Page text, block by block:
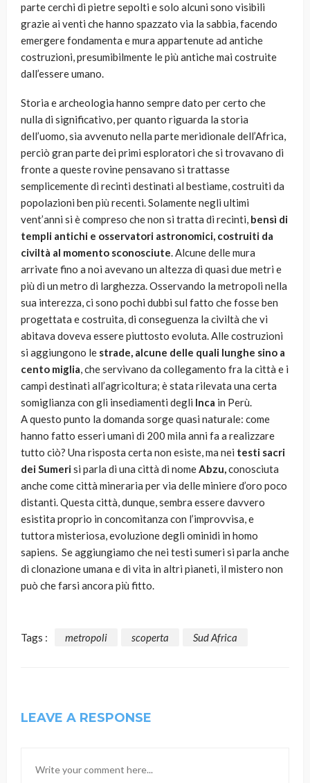
parte cerchi di pietre sepolti e solo alcuni sono visibili
grazie ai venti che hanno spazzato via la sabbia, facendo
emergere fondamenta e mura appartenute ad antiche
costruzioni, presumibilmente le più antiche mai costruite
dall’essere umano.
Storia e archeologia hanno sempre dato per certo che
nulla di significativo, per quanto riguarda la storia
dell’uomo, sia avvenuto nella parte meridionale dell’Africa,
perciò gran parte dei primi esploratori che si trovavano di
fronte a queste rovine pensavano si trattasse
semplicemente di recinti destinati al bestiame, costruiti da
popolazioni ben più recenti. Solamente negli ultimi
vent’anni si è compreso che non si tratta di recinti, bensì di
templi antichi e osservatori astronomici, costruiti da
civiltà al momento sconosciute. Alcune delle mura
arrivate fino a noi avevano un altezza di quasi due metri e
più di un metro di larghezza. Osservando la metropoli nella
sua interezza, ci sono pochi dubbi sul fatto che fosse ben
progettata e costruita, di conseguenza la civiltà che vi
abitava doveva essere piuttosto evoluta. Alle costruzioni
si aggiungono le strade, alcune delle quali lunghe sino a
cento miglia, che servivano da collegamento fra la città e i
campi destinati all’agricoltura; è stata rilevata una certa
somiglianza con gli insediamenti degli Inca in Perù.
A questo punto la domanda sorge quasi naturale: come
hanno fatto esseri umani di 200 mila anni fa a realizzare
tutto ciò? Una risposta certa non esiste, ma nei testi sacri
dei Sumerisi parla di una città di nomeAbzu,conosciuta
anche come città mineraria per via delle miniere d’oro poco
distanti. Questa città, dunque, sembra essere davvero
esistita proprio in concomitanza con l’improvvisa, e
tuttora misteriosa, evoluzione degli ominidi in homo
sapiens. Se aggiungiamo che nei testi sumeri si parla anche
di clonazione umana e di vita in altri pianeti, il mistero non
può che farsi ancora più fitto.
Tags : metropoli scoperta Sud Africa
LEAVE A RESPONSE